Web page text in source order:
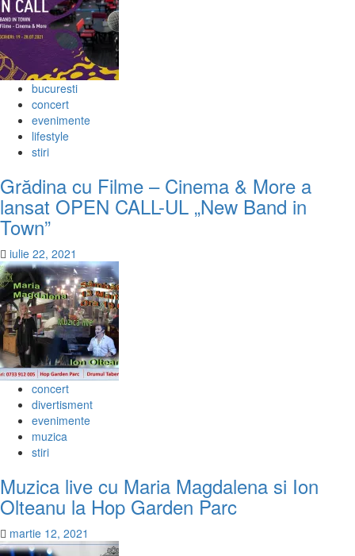
bucuresti
concert
evenimente
lifestyle
stiri
Grădina cu Filme – Cinema & More a
lansat OPEN CALL-UL „New Band in
Town”
iulie 22, 2021
concert
divertisment
evenimente
muzica
stiri
Muzica live cu Maria Magdalena si Ion
Olteanu la Hop Garden Parc
martie 12, 2021